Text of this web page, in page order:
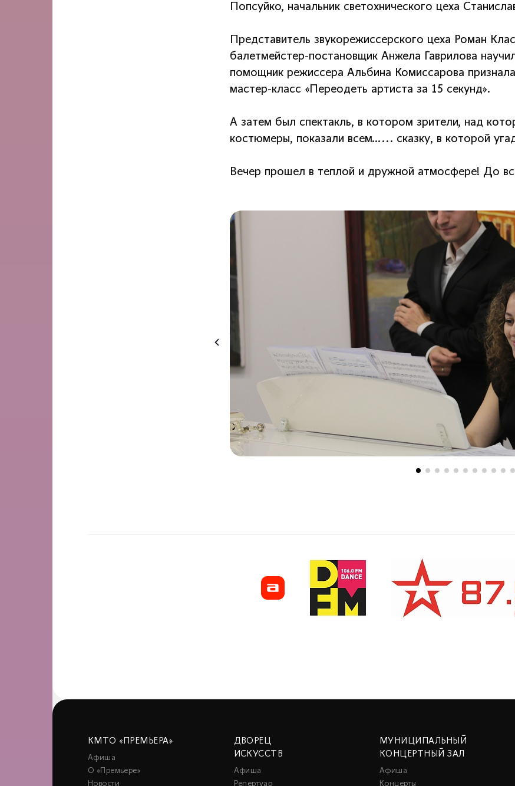
Попсуйко, начальник светохнического цеха
Представитель звукорежиссерского цеха Роман
балетмейстер-постановщик Анжела Гаврилова
помощник режиссера Альбина Комиссарова
мастер-класс «Переодеть артиста за 15 секунд».
А затем был спектакль, в котором зрители, над
костюмеры, показали всем…... сказку, в которой
Вечер прошел в теплой и дружной атмосфере! До
КМТО «ПРЕМЬЕРА»
Афиша
О «Премьере»
Новости
ДВОРЕЦ
ИСКУССТВ
Афиша
Репертуар
МУНИЦИПАЛЬНЫЙ
КОНЦЕРТНЫЙ ЗАЛ
Афиша
Концерты